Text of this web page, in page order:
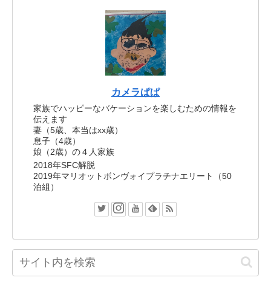
カメラぱぱ
家族でハッピーなバケーションを楽しむための情報を
伝えます
妻（5歳、本当はxx歳）
息子（4歳）
娘（2歳）の４人家族
2018年SFC解脱
2019年マリオットボンヴォイプラチナエリート（50
泊組）